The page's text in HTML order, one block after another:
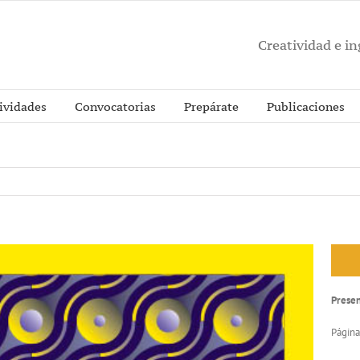
Creatividad e
Convocatorias Prepárate Publicaciones